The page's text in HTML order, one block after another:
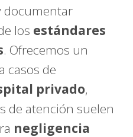
documentar
los estándares
. Ofrecemos un
casos de
privado,
de atención suelen
negligencia